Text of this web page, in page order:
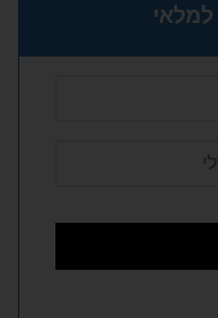
למלאי